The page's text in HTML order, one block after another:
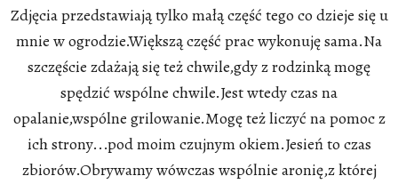
Zdjęcia przedstawiają tylko małą część tego co dzieje się u
mnie w ogrodzie.Większą część prac wykonuję sama.Na
szczęście zdażają się też chwile,gdy z rodzinką mogę
spędzić wspólne chwile.Jest wtedy czas na
opalanie,wspólne grilowanie.Mogę też liczyć na pomoc z
ich strony...pod moim czujnym okiem.Jesień to czas
zbiorów.Obrywamy wówczas wspólnie aronię,z której